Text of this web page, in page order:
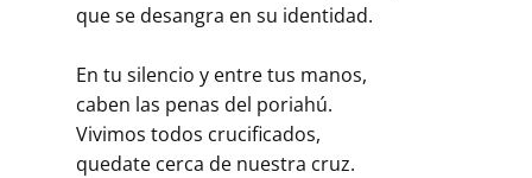
que se desangra en su identidad.
En tu silencio y entre tus manos,
caben las penas del poriahú.
Vivimos todos crucificados,
quedate cerca de nuestra cruz.